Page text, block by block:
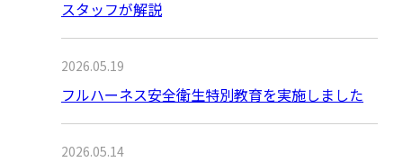
スタッフが解説
2026.05.19
フルハーネス安全衛生特別教育を実施しました
2026.05.14